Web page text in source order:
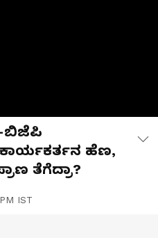
ಬಿಜೆಪಿ
ಕಾರ್ಯಕರ್ತನ ಹೆಣ,
ತೆಗೆದ್ರಾ?
IST